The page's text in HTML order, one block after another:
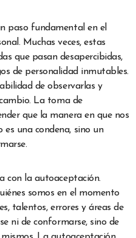
paso fundamental en el
Muchas veces, estas
que pasan desapercibidas,
de personalidad inmutables.
de observarlas y
La toma de
que la manera en que nos
una condena, sino un
con la autoaceptación.
somos en el momento
talentos, errores y áreas de
ni de conformarse, sino de